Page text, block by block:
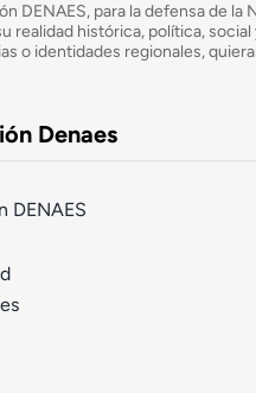
DENAES, para la defensa de
realidad histórica, política,
o identidades regionales,
Denaes
DENAES